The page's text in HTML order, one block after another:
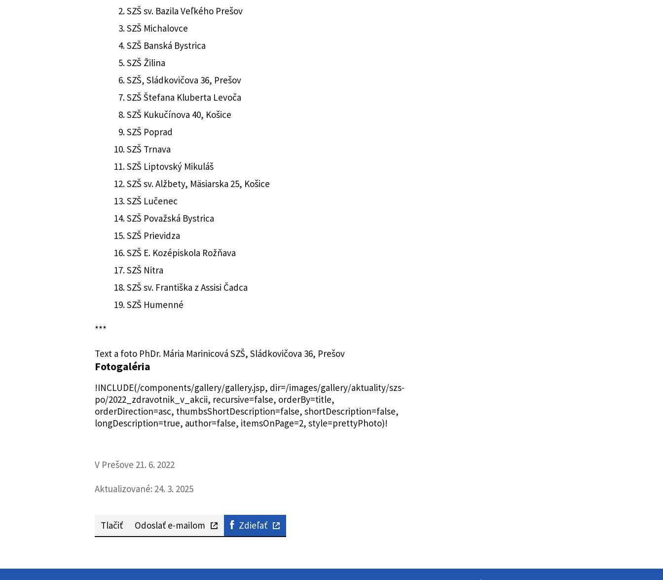
SZŠ sv. Bazila Veľkého Prešov
SZŠ Michalovce
SZŠ Banská Bystrica
SZŠ Žilina
SZŠ, Sládkovičova 36, Prešov
SZŠ Štefana Kluberta Levoča
SZŠ Kukučínova 40, Košice
SZŠ Poprad
SZŠ Trnava
SZŠ Liptovský Mikuláš
SZŠ sv. Alžbety, Mäsiarska 25, Košice
SZŠ Lučenec
SZŠ Považská Bystrica
SZŠ Prievidza
SZŠ E. Kozépiskola Rožňava
SZŠ Nitra
SZŠ sv. Františka z Assisi Čadca
SZŠ Humenné
***
Text a foto PhDr. Mária Marinicová SZŠ, Sládkovičova 36, Prešov
Fotogaléria
!INCLUDE(/components/gallery/gallery.jsp, dir=/images/gallery/aktuality/szs-
po/2022_zdravotnik_v_akcii, recursive=false, orderBy=title,
orderDirection=asc, thumbsShortDescription=false, shortDescription=false,
longDescription=true, author=false, itemsOnPage=2, style=prettyPhoto)!
V Prešove 21. 6. 2022
Aktualizované: 24. 3. 2025
Tlačiť Odoslať e-mailom Zdieľať